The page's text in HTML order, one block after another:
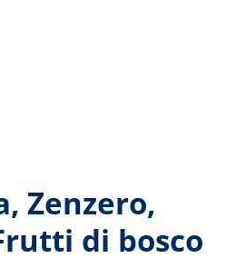
Zenzero,
di bosco